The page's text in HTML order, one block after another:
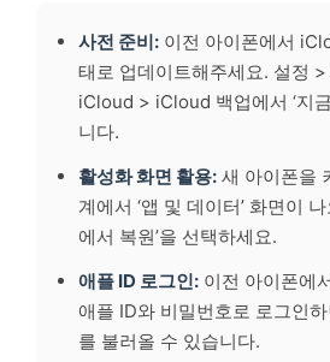
사전 준비: 이전 아이폰에서
태로 업데이트해주세요. 설정
iCloud > iCloud 백업에서 ‘지
니다.
활성화 화면 활용: 새 아이폰을
계에서 ‘앱 및 데이터’ 화면이
에서 복원’을 선택하세요.
애플 ID 로그인: 이전 아이폰에
애플 ID와 비밀번호로 로그인
를 불러올 수 있습니다.